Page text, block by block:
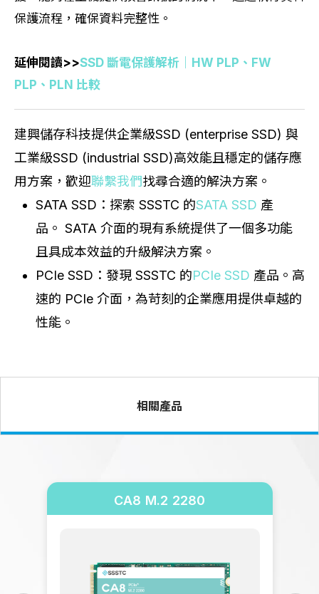
保護流程，確保資料完整性。
延伸閱讀>>SSD 斷電保護解析｜HW PLP、FW
PLP、PLN 比較
建興儲存科技提供企業級SSD (enterprise SSD) 與
工業級SSD (industrial SSD)高效能且穩定的儲存應
用方案，歡迎聯繫我們找尋合適的解決方案。
SATA SSD：探索 SSSTC 的SATA SSD 產
品。 SATA 介面的現有系統提供了一個多功能
且具成本效益的升級解決方案。
PCIe SSD：發現 SSSTC 的PCIe SSD 產品。高
速的 PCIe 介面，為苛刻的企業應用提供卓越的
性能。
相關產品
CA8 M.2 2280